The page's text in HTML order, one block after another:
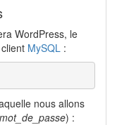
WordPress, le
MySQL :
nous allons
mot_de_passe) :